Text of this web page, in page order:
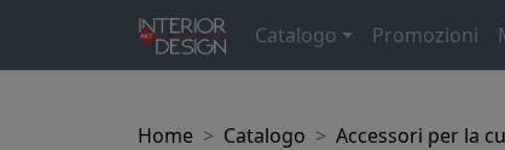
Catalogo Promozioni
Home Catalogo Accessori per la